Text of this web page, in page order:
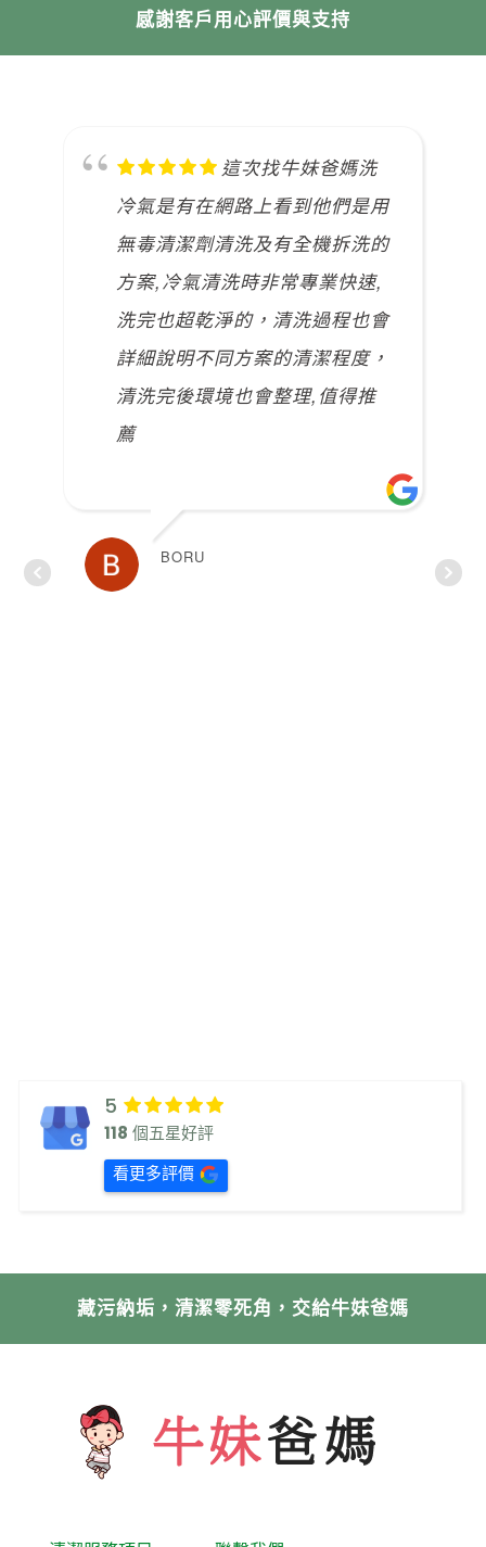
感謝客戶用心評價與支持
這次找牛妹爸媽洗
冷氣是有在網路上看到他們是用
無毒清潔劑清洗及有全機拆洗的
方案,冷氣清洗時非常專業快速,
洗完也超乾淨的，清洗過程也會
詳細說明不同方案的清潔程度，
清洗完後環境也會整理,值得推
薦
BORU
5
118 個五星好評
看更多評價
藏污納垢，清潔零死角，交給牛妹爸媽